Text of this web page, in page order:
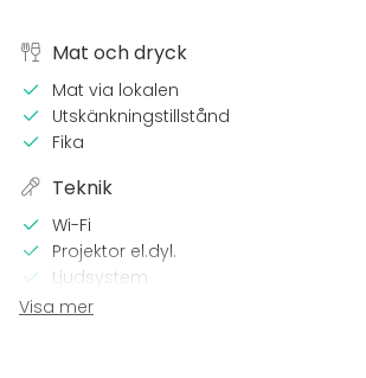
Mat och dryck
Mat via lokalen
Utskänkningstillstånd
Fika
Teknik
Wi-Fi
Projektor el.dyl.
Ljudsystem
Utrustning
Visa mer